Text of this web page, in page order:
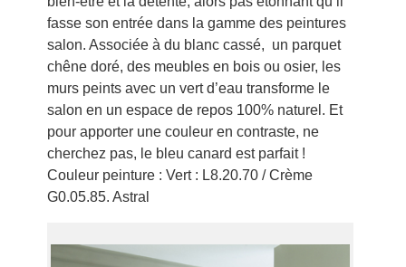
fasse son entrée dans la gamme des peintures
salon. Associée à du blanc cassé, un parquet
chêne doré, des meubles en bois ou osier, les
murs peints avec un vert d’eau transforme le
salon en un espace de repos 100% naturel. Et
pour apporter une couleur en contraste, ne
cherchez pas, le bleu canard est parfait !
Couleur peinture : Vert : L8.20.70 / Crème
G0.05.85. Astral